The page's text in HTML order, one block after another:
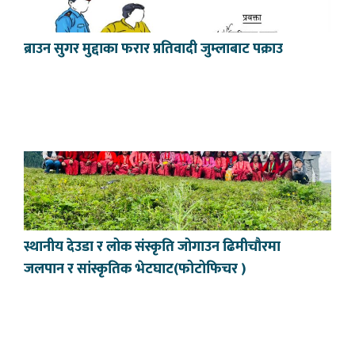
ब्राउन सुगर मुद्दाका फरार प्रतिवादी जुम्लाबाट पक्राउ
स्थानीय देउडा र लोक संस्कृति जोगाउन ढिमीचौरमा
जलपान र सांस्कृतिक भेटघाट(फोटोफिचर )